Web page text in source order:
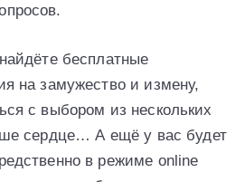
бесплатные
на замужество и измену,
с выбором из нескольких
сердце… А ещё у вас будет
в режиме online